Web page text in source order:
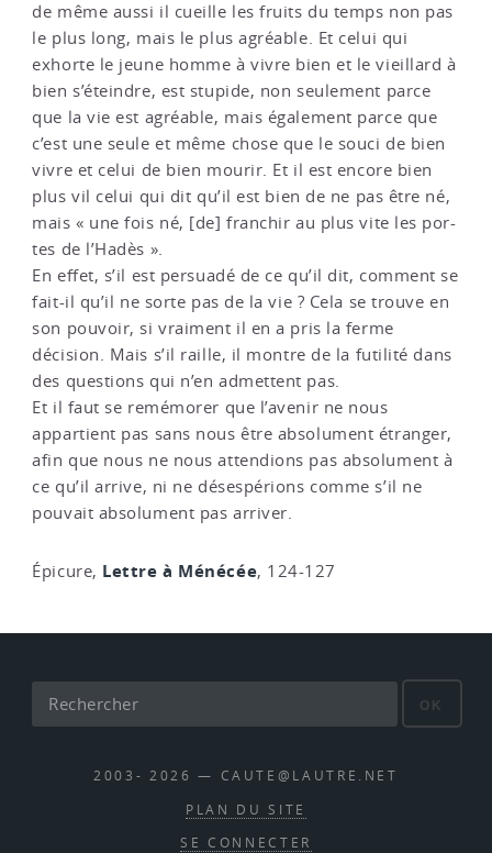
de même aussi il cueille les fruits du temps non pas
le plus long, mais le plus agréable. Et celui qui
exhorte le jeune homme à vivre bien et le vieillard à
bien s’éteindre, est stupide, non seulement parce
que la vie est agréable, mais également parce que
c’est une seule et même chose que le souci de bien
vivre et celui de bien mourir. Et il est encore bien
plus vil celui qui dit qu’il est bien de ne pas être né,
mais « une fois né, [de] franchir au plus vite les por-
tes de l’Hadès ».
En effet, s’il est persuadé de ce qu’il dit, comment se
fait-il qu’il ne sorte pas de la vie ? Cela se trouve en
son pouvoir, si vraiment il en a pris la ferme
décision. Mais s’il raille, il montre de la futilité dans
des questions qui n’en admettent pas.
Et il faut se remémorer que l’avenir ne nous
appartient pas sans nous être absolument étranger,
afin que nous ne nous attendions pas absolument à
ce qu’il arrive, ni ne désespérions comme s’il ne
pouvait absolument pas arriver.
Épicure, Lettre à Ménécée, 124-127
OK
2003- 2026 — CAUTE@LAUTRE.NET
PLAN DU SITE
SE CONNECTER